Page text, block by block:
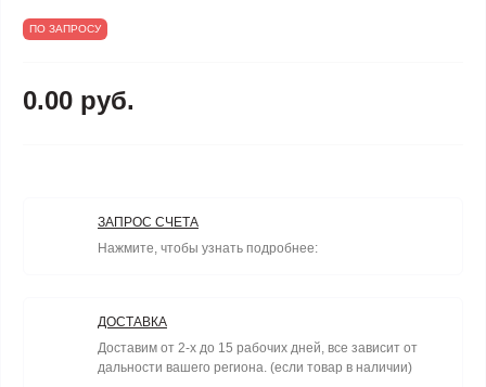
ПО ЗАПРОСУ
0.00 руб.
ЗАПРОС СЧЕТА
Нажмите, чтобы узнать подробнее:
ДОСТАВКА
Доставим от 2-х до 15 рабочих дней, все зависит от
дальности вашего региона. (если товар в наличии)